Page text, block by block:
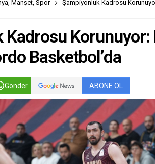
, Manşet, Spor Şampiyonluk Kadrosu
Korunuyor:
Basketbol’da
Gönder ABONE OL